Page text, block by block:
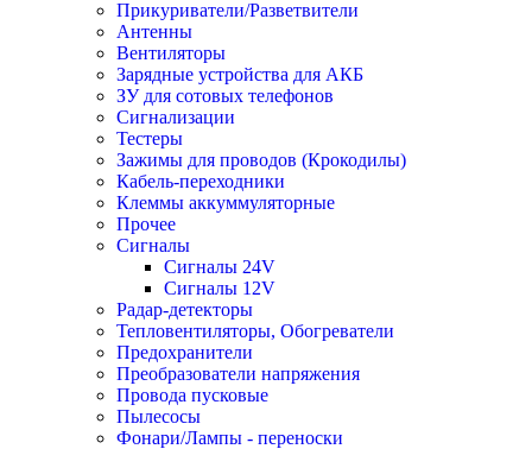
Прикуриватели/Разветвители
Антенны
Вентиляторы
Зарядные устройства для АКБ
ЗУ для сотовых телефонов
Сигнализации
Тестеры
Зажимы для проводов (Крокодилы)
Кабель-переходники
Клеммы аккуммуляторные
Прочее
Сигналы
Сигналы 24V
Сигналы 12V
Радар-детекторы
Тепловентиляторы, Обогреватели
Предохранители
Преобразователи напряжения
Провода пусковые
Пылесосы
Фонари/Лампы - переноски